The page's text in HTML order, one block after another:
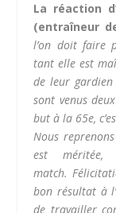
La réaction
(entraîneur
l’on doit faire
tant elle est
de leur
sont venus
but à la 65e,
Nous
est
match.
bon résultat à
de travailler